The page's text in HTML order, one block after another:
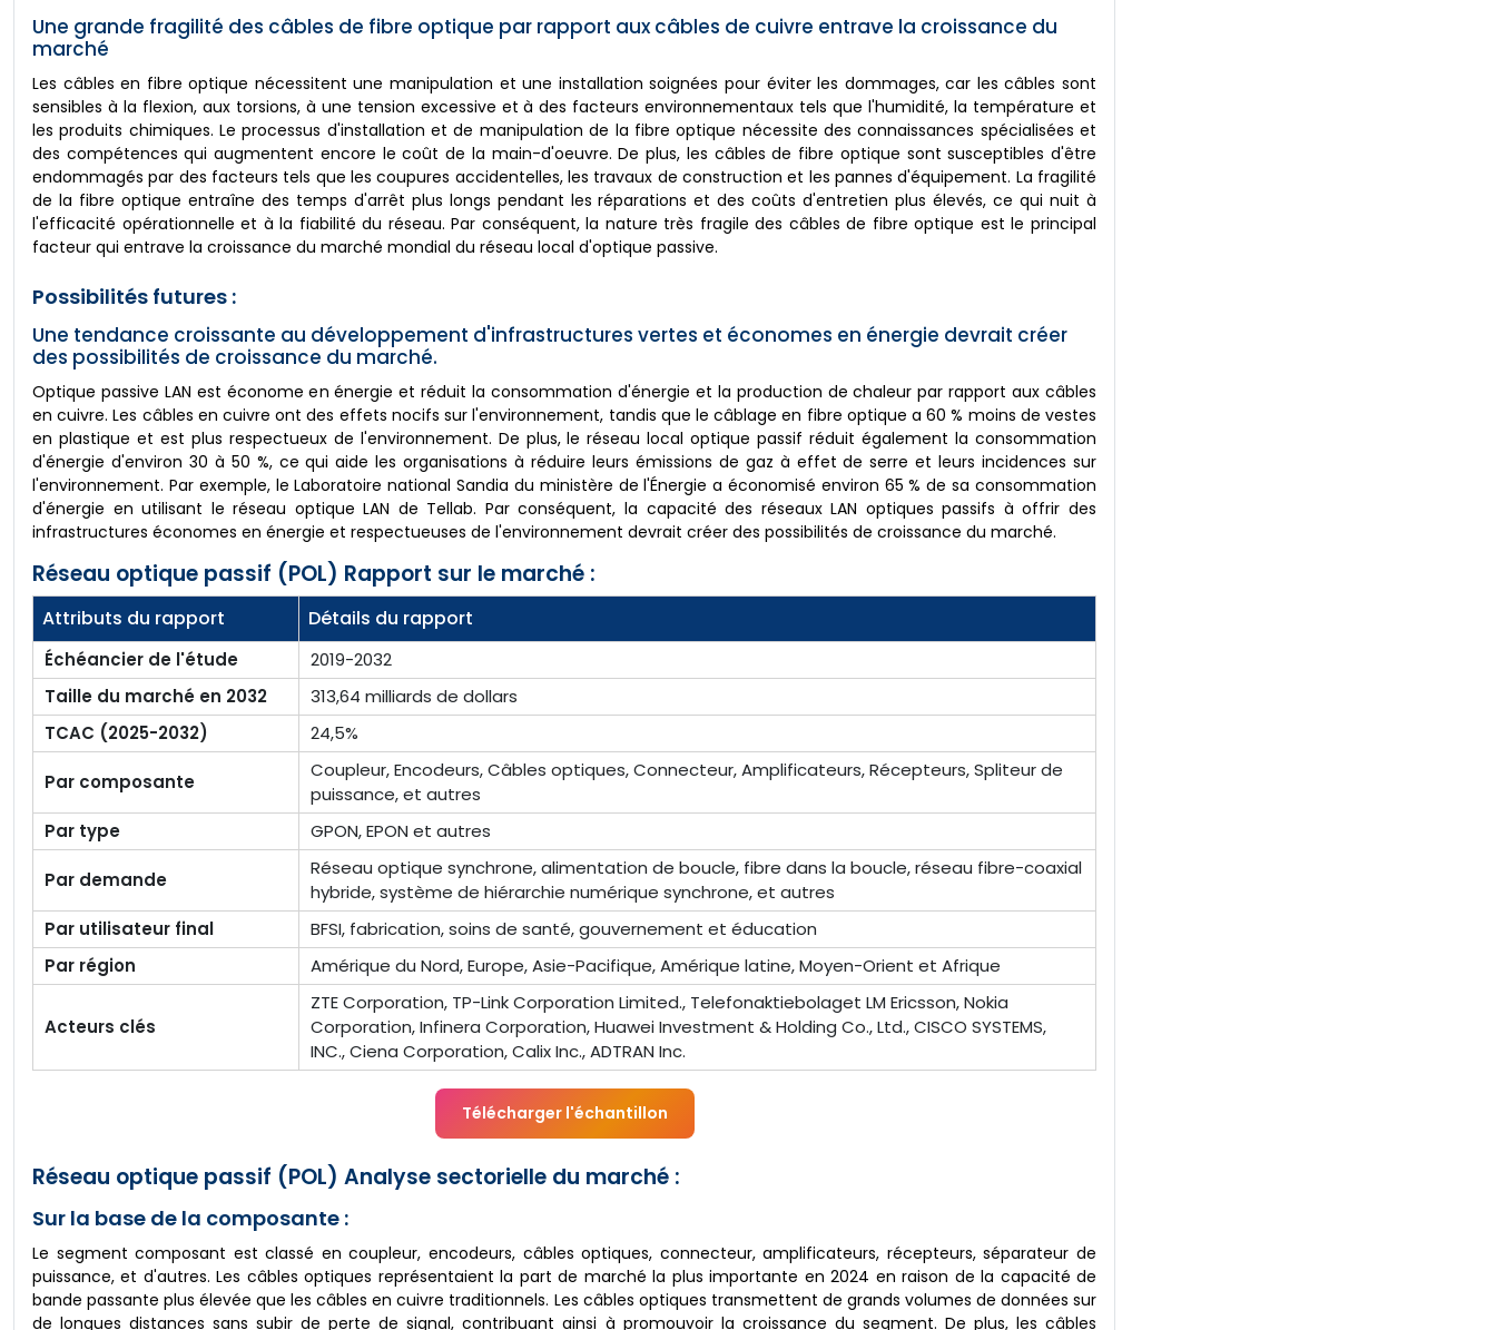
Une grande fragilité des câbles de fibre optique par rapport aux câbles de cuivre entrave la croissance du
marché
Les câbles en fibre optique nécessitent une manipulation et une installation soignées pour éviter les dommages, car les câbles sont
sensibles à la flexion, aux torsions, à une tension excessive et à des facteurs environnementaux tels que l'humidité, la température et
les produits chimiques. Le processus d'installation et de manipulation de la fibre optique nécessite des connaissances spécialisées et
des compétences qui augmentent encore le coût de la main-d'oeuvre. De plus, les câbles de fibre optique sont susceptibles d'être
endommagés par des facteurs tels que les coupures accidentelles, les travaux de construction et les pannes d'équipement. La fragilité
de la fibre optique entraîne des temps d'arrêt plus longs pendant les réparations et des coûts d'entretien plus élevés, ce qui nuit à
l'efficacité opérationnelle et à la fiabilité du réseau. Par conséquent, la nature très fragile des câbles de fibre optique est le principal
facteur qui entrave la croissance du marché mondial du réseau local d'optique passive.
Possibilités futures :
Une tendance croissante au développement d'infrastructures vertes et économes en énergie devrait créer
des possibilités de croissance du marché.
Optique passive LAN est économe en énergie et réduit la consommation d'énergie et la production de chaleur par rapport aux câbles
en cuivre. Les câbles en cuivre ont des effets nocifs sur l'environnement, tandis que le câblage en fibre optique a 60 % moins de vestes
en plastique et est plus respectueux de l'environnement. De plus, le réseau local optique passif réduit également la consommation
d'énergie d'environ 30 à 50 %, ce qui aide les organisations à réduire leurs émissions de gaz à effet de serre et leurs incidences sur
l'environnement. Par exemple, le Laboratoire national Sandia du ministère de l'Énergie a économisé environ 65 % de sa consommation
d'énergie en utilisant le réseau optique LAN de Tellab. Par conséquent, la capacité des réseaux LAN optiques passifs à offrir des
infrastructures économes en énergie et respectueuses de l'environnement devrait créer des possibilités de croissance du marché.
Réseau optique passif (POL) Rapport sur le marché :
Attributs du rapport Détails du rapport
Échéancier de l'étude
2019-2032
Taille du marché en 2032
313,64 milliards de dollars
TCAC (2025-2032)
24,5%
Par composante
Coupleur, Encodeurs, Câbles optiques, Connecteur, Amplificateurs, Récepteurs, Spliteur de
puissance, et autres
Par type
GPON, EPON et autres
Par demande
Réseau optique synchrone, alimentation de boucle, fibre dans la boucle, réseau fibre-coaxial
hybride, système de hiérarchie numérique synchrone, et autres
Par utilisateur final
BFSI, fabrication, soins de santé, gouvernement et éducation
Par région
Amérique du Nord, Europe, Asie-Pacifique, Amérique latine, Moyen-Orient et Afrique
Acteurs clés
ZTE Corporation, TP-Link Corporation Limited., Telefonaktiebolaget LM Ericsson, Nokia
Corporation, Infinera Corporation, Huawei Investment & Holding Co., Ltd., CISCO SYSTEMS,
INC., Ciena Corporation, Calix Inc., ADTRAN Inc.
Télécharger l'échantillon
Réseau optique passif (POL) Analyse sectorielle du marché :
Sur la base de la composante :
Le segment composant est classé en coupleur, encodeurs, câbles optiques, connecteur, amplificateurs, récepteurs, séparateur de
puissance, et d'autres. Les câbles optiques représentaient la part de marché la plus importante en 2024 en raison de la capacité de
bande passante plus élevée que les câbles en cuivre traditionnels. Les câbles optiques transmettent de grands volumes de données sur
de longues distances sans subir de perte de signal, contribuant ainsi à promouvoir la croissance du segment. De plus, les câbles